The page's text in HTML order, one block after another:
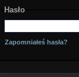
Hasło
Zapomniałeś hasła?